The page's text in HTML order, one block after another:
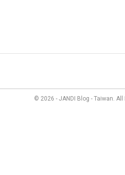
© 2026 - JANDI Blog - Taiwan.